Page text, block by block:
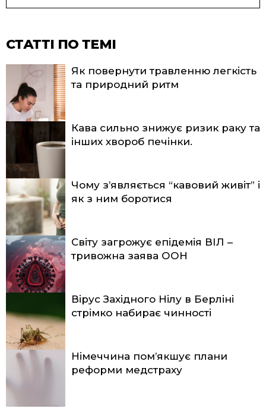
СТАТТІ ПО ТЕМІ
Як повернути травленню легкість
та природний ритм
Кава сильно знижує ризик раку та
інших хвороб печінки.
Чому з’являється “кавовий живіт” і
як з ним боротися
Світу загрожує епідемія ВІЛ –
тривожна заява ООН
Вірус Західного Нілу в Берліні
стрімко набирає чинності
Німеччина пом’якшує плани
реформи медстраху